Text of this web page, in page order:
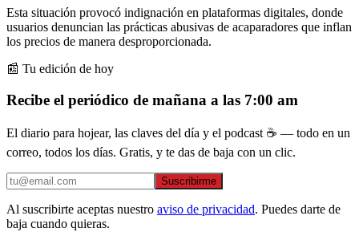
Esta situación provocó indignación en plataformas digitales, donde
usuarios denuncian las prácticas abusivas de acaparadores que inflan
los precios de manera desproporcionada.
📰 Tu edición de hoy
Recibe el periódico de mañana a las 7:00 am
El diario para hojear, las claves del día y el podcast ☕ — todo en un
correo, todos los días. Gratis, y te das de baja con un clic.
Suscribirme
Al suscribirte aceptas nuestro aviso de privacidad. Puedes darte de
baja cuando quieras.